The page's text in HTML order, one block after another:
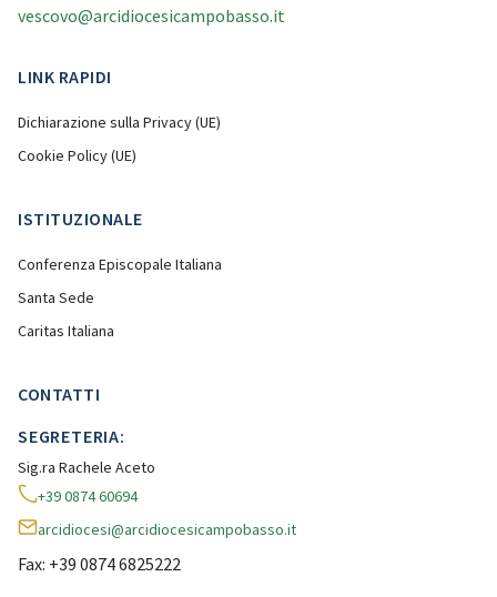
vescovo@arcidiocesicampobasso.it
LINK RAPIDI
Dichiarazione sulla Privacy (UE)
Cookie Policy (UE)
ISTITUZIONALE
Conferenza Episcopale Italiana
Santa Sede
Caritas Italiana
CONTATTI
SEGRETERIA:
Sig.ra Rachele Aceto
+39 0874 60694
arcidiocesi@arcidiocesicampobasso.it
Fax: +39 0874 6825222